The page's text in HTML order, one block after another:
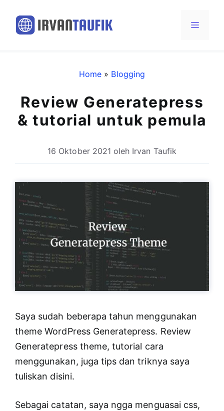
Menu
Home » Blogging
Review Generatepress
& tutorial untuk pemula
16 Oktober 2021 oleh Irvan Taufik
Saya sudah beberapa tahun menggunakan
theme WordPress Generatepress. Review
Generatepress theme, tutorial cara
menggunakan, juga tips dan triknya saya
tuliskan disini.
Sebagai catatan, saya ngga menguasai css,